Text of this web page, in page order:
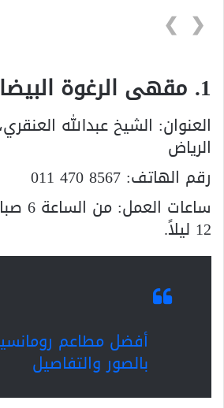
❮
❯
1. مقهى الرغوة البيضا
العنوان: الشيخ عبدالله
الرياض
رقم الهاتف: 011 470 8567
12 ليلاً.
أفضل مطاعم
بالصور والتفاصيل